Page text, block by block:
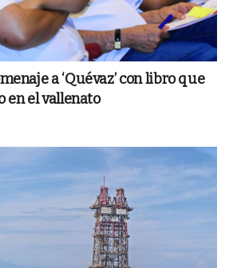
a ‘Quévaz’ con libro que
en el vallenato